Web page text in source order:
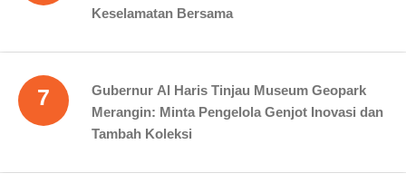
Keselamatan Bersama
7
Gubernur Al Haris Tinjau Museum Geopark
Merangin: Minta Pengelola Genjot Inovasi dan
Tambah Koleksi